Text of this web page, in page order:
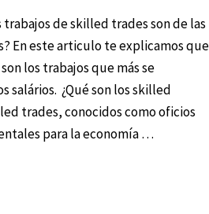
trabajos de skilled trades son de las
En este articulo te explicamos que
los trabajos que más se
salários. ¿Qué son los skilled
trades, conocidos como oficios
para la economía …